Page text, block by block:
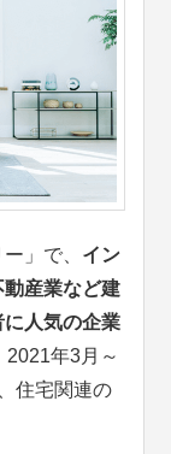
」で、 イン
産業など建
人気の企業
2021年3月～
住宅関連の